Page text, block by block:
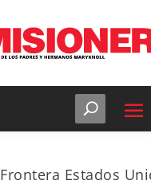
Frontera Estados